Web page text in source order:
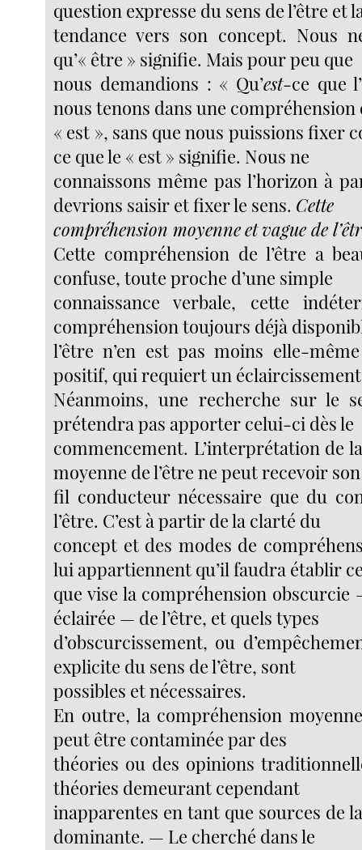
question expresse du sens de l’être et
tendance vers son concept. Nous
qu’« être » signifie. Mais pour peu que
nous demandions : « Qu’est-ce que
nous tenons dans une compréhension
« est », sans que nous puissions fixer
ce que le « est » signifie. Nous ne
connaissons même pas l’horizon à
devrions saisir et fixer le sens. Cette
compréhension moyenneetvague de
Cette compréhension de l’être a
confuse, toute proche d’une simple
connaissance verbale, cette
compréhension toujours déjà
l’être n’en est pas moins elle-
positif, qui requiert un
Néanmoins, une recherche sur le
prétendra pas apporter celui-ci dès le
commencement. L’interprétation de
moyenne de l’être ne peut recevoir son
fil conducteur nécessaire que du
l’être. C’est à partir de la clarté du
concept et des modes de
lui appartiennent qu’il faudra établir
que vise la compréhension
éclairée — de l’être, et quels types
d’obscurcissement, ou
explicite du sens de l’être, sont
possibles et nécessaires.
En outre, la compréhension
peut être contaminée par des
théories ou des opinions
théories demeurant cependant
inapparentes en tant que sources de
dominante. — Le cherché dans le